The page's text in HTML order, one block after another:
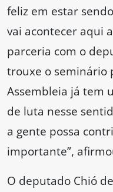
feliz em estar
vai acontecer aqui
parceria com o
trouxe o seminário
Assembleia já tem
de luta nesse
a gente possa
importante”,
O deputado Chió